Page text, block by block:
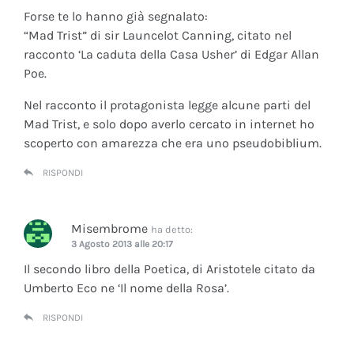
Forse te lo hanno già segnalato:
“Mad Trist” di sir Launcelot Canning, citato nel
racconto ‘La caduta della Casa Usher’ di Edgar Allan
Poe.
Nel racconto il protagonista legge alcune parti del
Mad Trist, e solo dopo averlo cercato in internet ho
scoperto con amarezza che era uno pseudobiblium.
RISPONDI
Misembrome ha detto:
3 Agosto 2013 alle 20:17
Il secondo libro della Poetica, di Aristotele citato da
Umberto Eco ne ‘Il nome della Rosa’.
RISPONDI